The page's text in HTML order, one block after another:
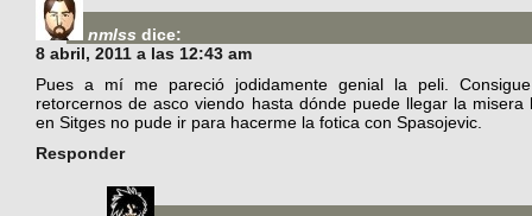
nmlss dice:
8 abril, 2011 a las 12:43 am
Pues a mí me pareció jodidamente genial la peli.
retorcernos de asco viendo hasta dónde puede llegar la
en Sitges no pude ir para hacerme la fotica con Spasojevic.
Responder